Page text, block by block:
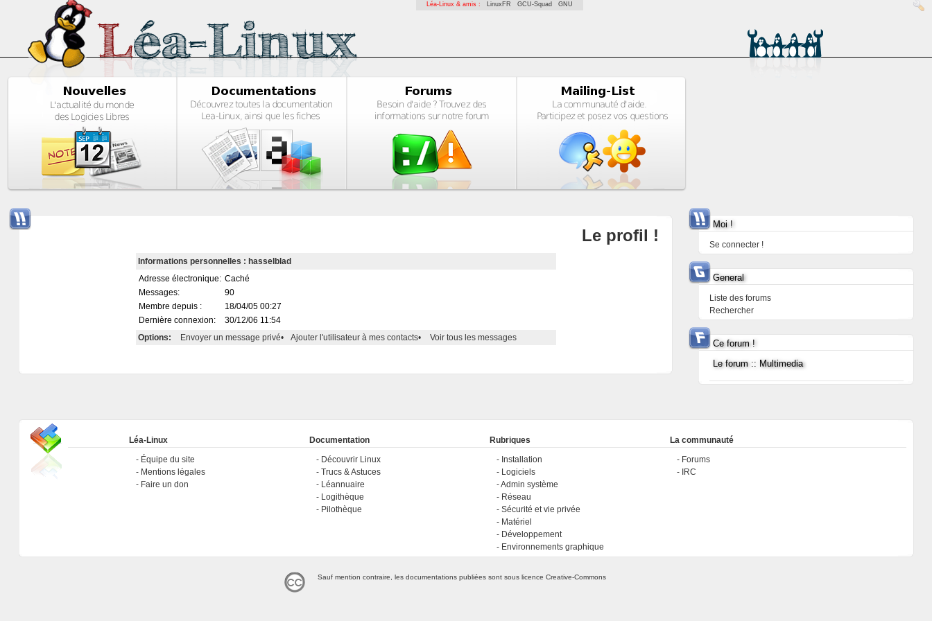
Léa-Linux & amis : LinuxFR GCU-Squad GNU
Le profil !
Informations personnelles : hasselblad
Adresse électronique: Caché
Messages:
90
Membre depuis :
18/04/05 00:27
Dernière connexion:
30/12/06 11:54
Options:
Envoyer un message privé• Ajouter l'utilisateur à mes contacts• Voir tous les messages
Moi !
Se connecter !
General
Liste des forums
Rechercher
Ce forum !
Le forum :: Multimedia
Léa-Linux
Équipe du site
Mentions légales
Faire un don
Documentation
Découvrir Linux
Trucs & Astuces
Léannuaire
Logithèque
Pilothèque
Rubriques
Installation
Logiciels
Admin système
Réseau
Sécurité et vie privée
Matériel
Développement
Environnements graphique
La communauté
Forums
IRC
Sauf mention contraire, les documentations publiées sont sous licenceCreative-Commons